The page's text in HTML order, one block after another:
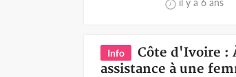
il y a 6 ans
Info
Côte d'Ivoire :
assistance à une